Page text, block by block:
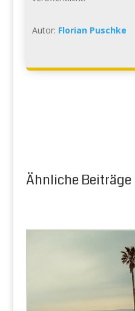
Autor: Florian Puschke
Ähnliche Beiträge